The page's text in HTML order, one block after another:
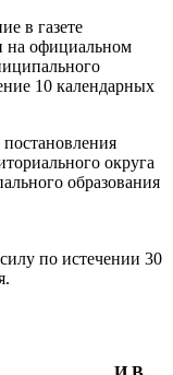
в газете
на официальном
10 календарных
округа
образования
по истечении 30